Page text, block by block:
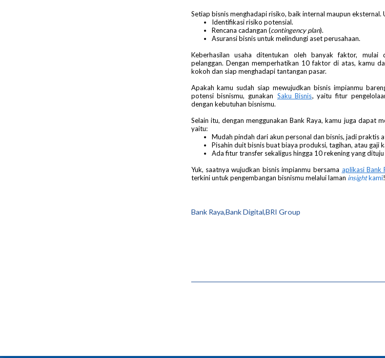
Setiap bisnis menghadapi risiko, baik internal maupun eksternal.
Identifikasi risiko potensial.
Rencana cadangan (contingency plan).
Asuransi bisnis untuk melindungi aset perusahaan.
Keberhasilan usaha ditentukan oleh banyak faktor, mulai
pelanggan. Dengan memperhatikan 10 faktor di atas, kamu
kokoh dan siap menghadapi tantangan pasar.
Apakah kamu sudah siap mewujudkan bisnis impianmu
potensi bisnismu, gunakan Saku Bisnis, yaitu fitur
dengan kebutuhan bisnismu.
Selain itu, dengan menggunakan Bank Raya, kamu juga dapat
yaitu:
Mudah pindah dari akun personal dan bisnis, jadi praktis
Pisahin duit bisnis buat biaya produksi, tagihan, atau gaji
Ada fitur transfer sekaligus hingga 10 rekening yang dituju
Yuk, saatnya wujudkan bisnis impianmu bersama aplikasi Bank
terkini untuk pengembangan bisnismu melalui laman insightkami!
Bank Raya,Bank Digital,BRI Group